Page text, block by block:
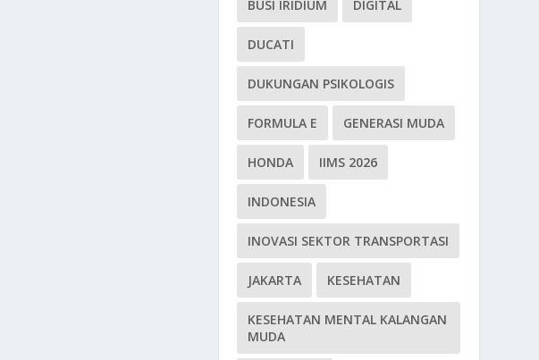
BUSI IRIDIUM DIGITAL
DUCATI
DUKUNGAN PSIKOLOGIS
FORMULA E GENERASI MUDA
HONDA IIMS 2026
INDONESIA
INOVASI SEKTOR TRANSPORTASI
JAKARTA KESEHATAN
KESEHATAN MENTAL KALANGAN
MUDA